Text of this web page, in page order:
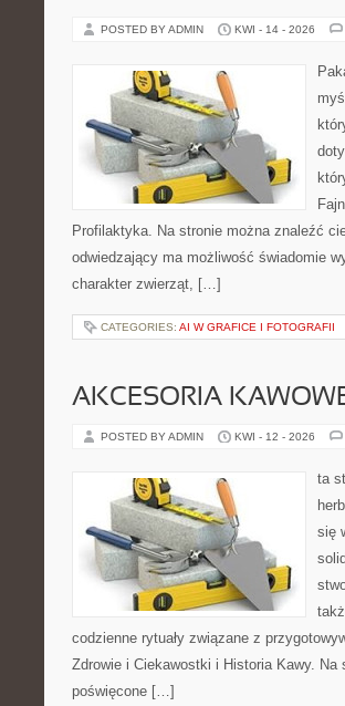
POSTED BY ADMIN KWI - 14 - 2026
Profilaktyka. Na stronie można znaleźć
odwiedzający ma możliwość świadomie
charakter zwierząt, […]
CATEGORIES: AI W GRAFICE I FOTOGRAFII
AKCESORIA
POSTED BY ADMIN KWI - 12 - 2026
ta
się
codzienne rytuały związane z
Zdrowie i Ciekawostki i Historia Kawy. Na
poświęcone […]